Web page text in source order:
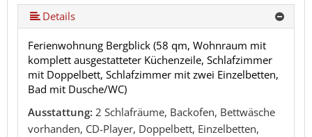
Details
Ferienwohnung Bergblick (58 qm, Wohnraum mit
komplett ausgestatteter Küchenzeile, Schlafzimmer
mit Doppelbett, Schlafzimmer mit zwei Einzelbetten,
Bad mit Dusche/WC)
Ausstattung: 2 Schlafräume, Backofen, Bettwäsche
vorhanden, CD-Player, Doppelbett, Einzelbetten,